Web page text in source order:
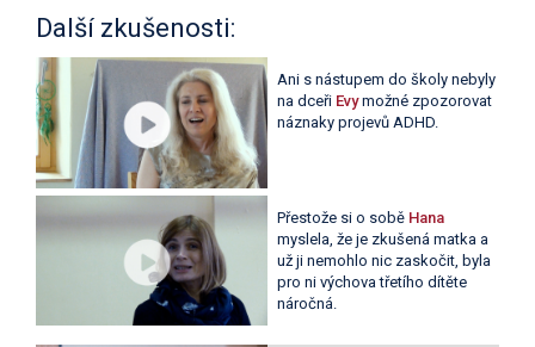
Další zkušenosti:
Ani s nástupem do školy nebyly
na dceři Evymožné zpozorovat
náznaky projevů ADHD.
Přestože si o sobě Hana
myslela, že je zkušená matka a
už ji nemohlo nic zaskočit, byla
pro ni výchova třetího dítěte
náročná.